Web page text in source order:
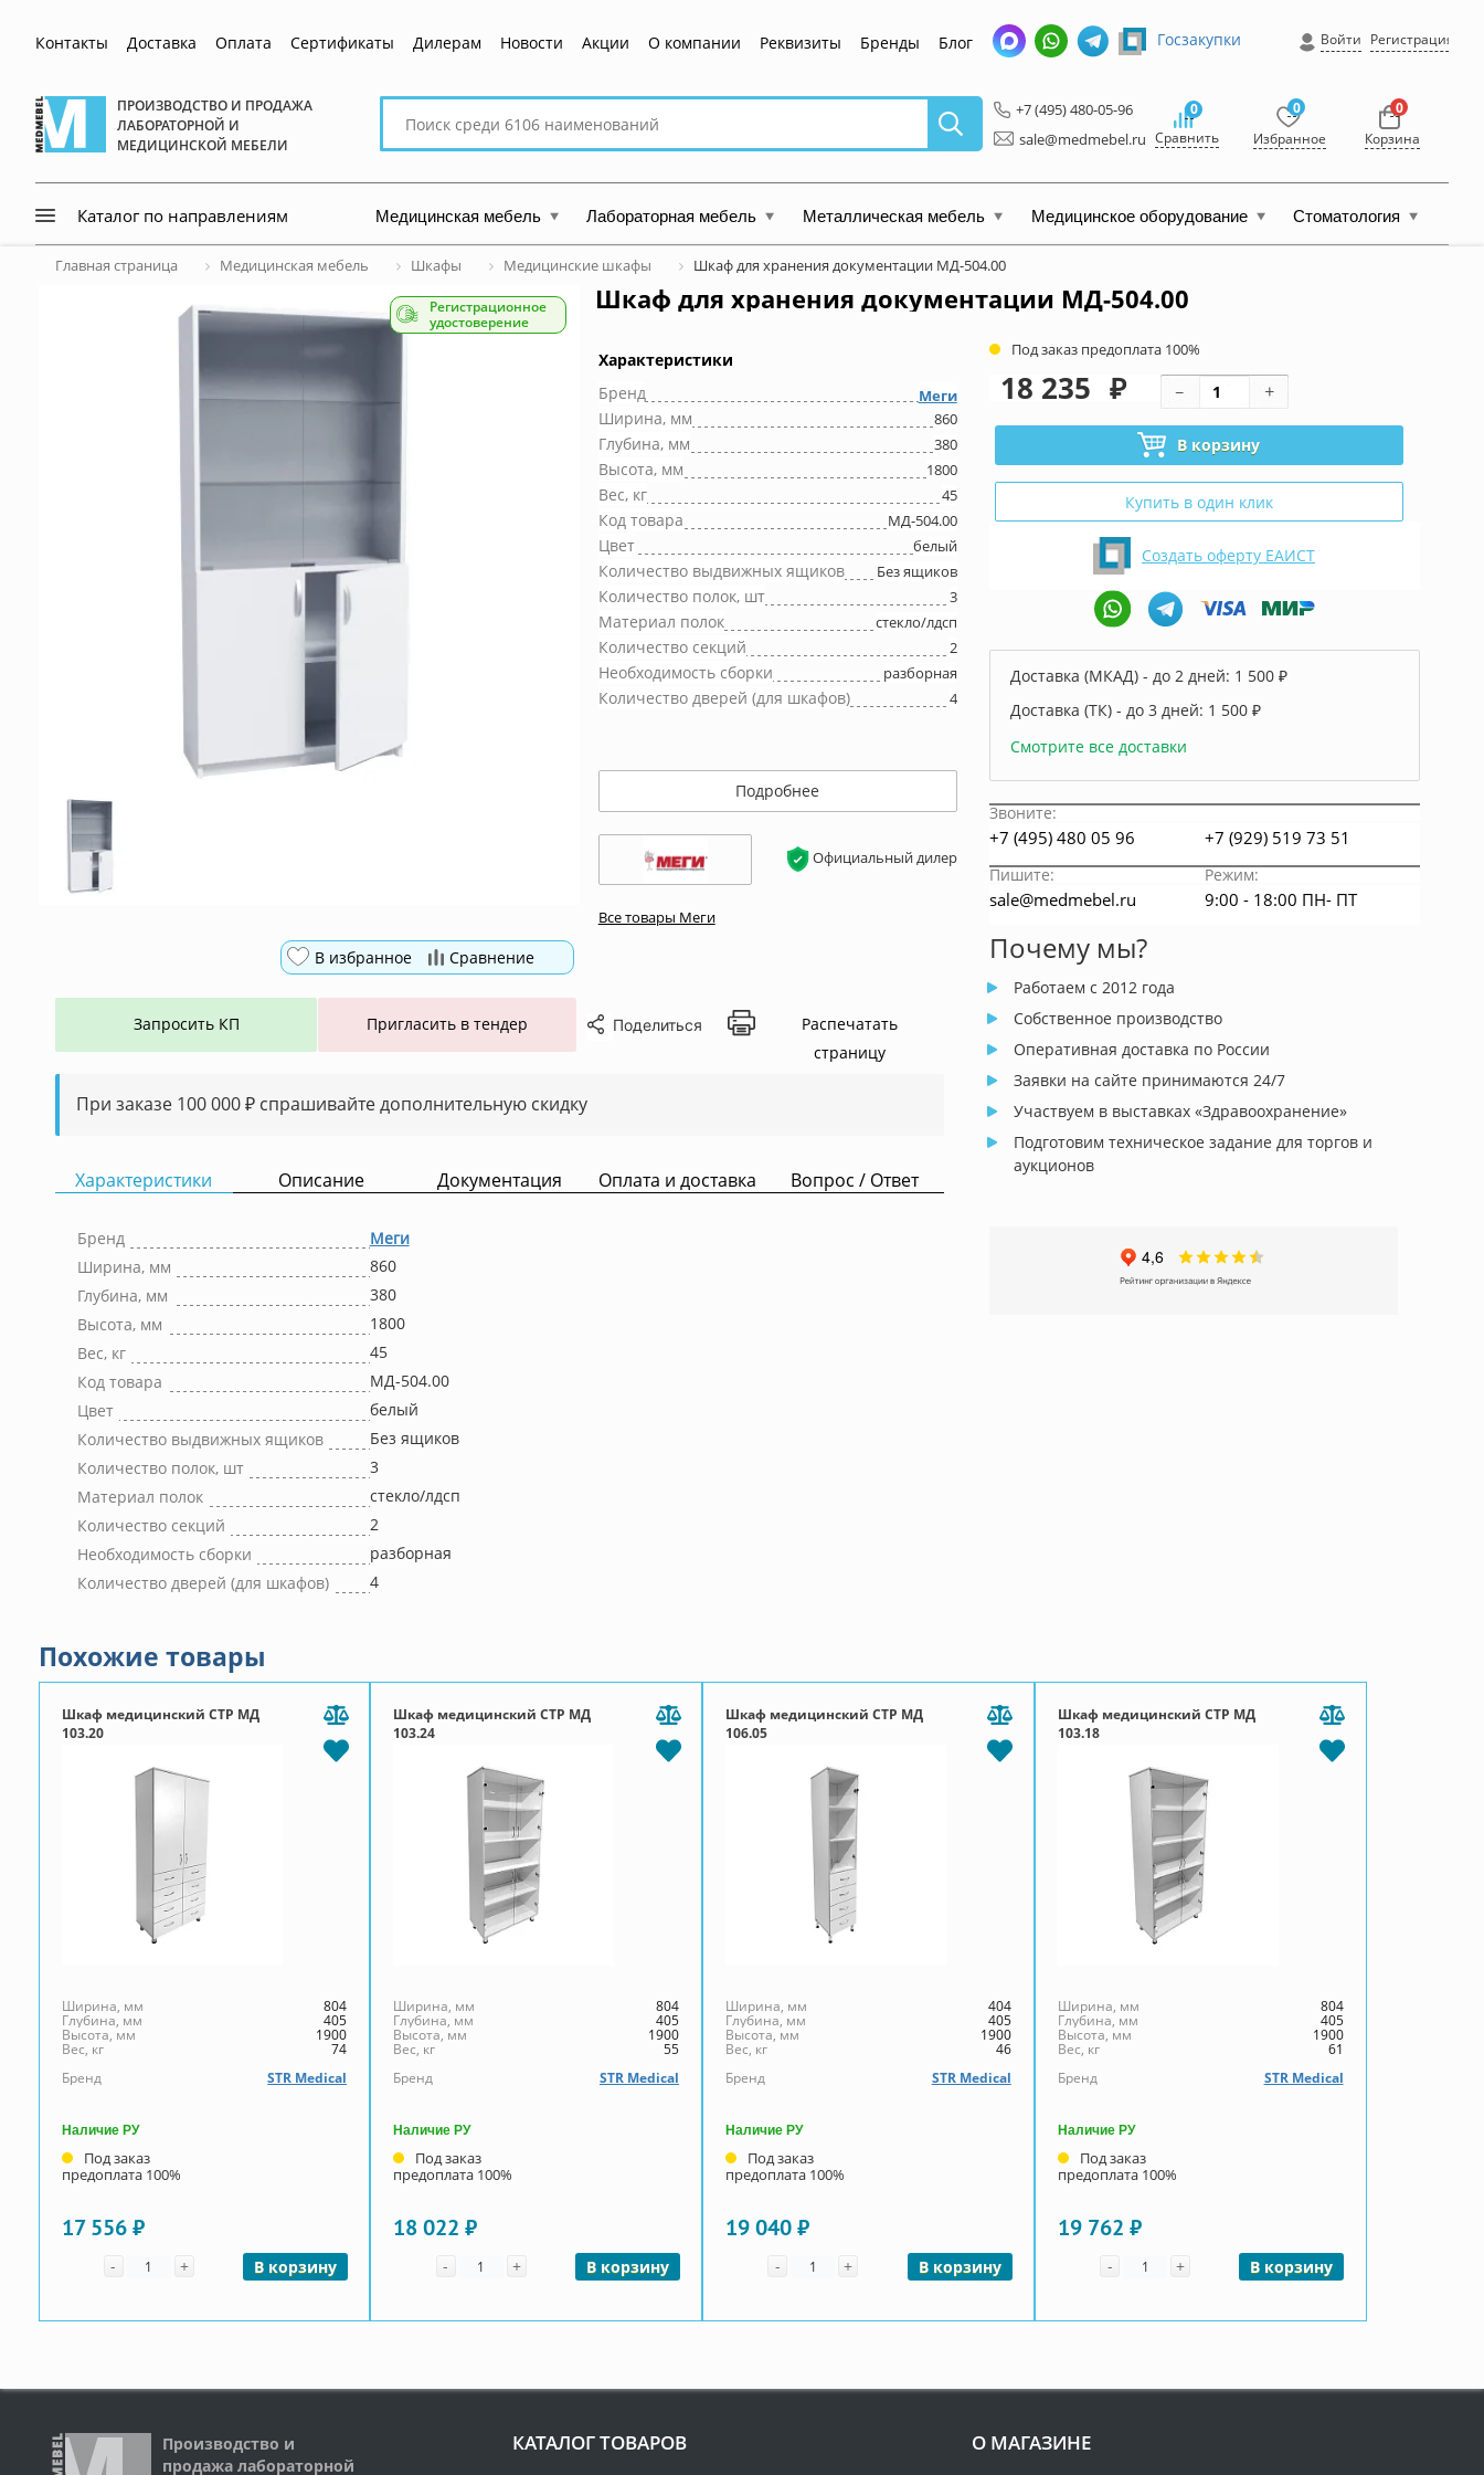
Контакты Доставка Оплата Сертификаты Дилерам Новости Акции О компании Реквизиты Бренды Блог
ПРОИЗВОДСТВО И ПРОДАЖА
ЛАБОРАТОРНОЙ И
МЕДИЦИНСКОЙ МЕБЕЛИ
Поиск
сайту
Госзакупки Войти Регистрация
+7 (495) 480-05-96
sale@medmebel.ru
0
Сравнить
0
Избранное
0
Корзина
Каталог по направлениям Медицинская мебель Лабораторная мебель Металлическая мебель Медицинское оборудование Стоматология
Главная страница Медицинская мебель Шкафы Медицинские шкафы Шкаф для хранения документации МД-504.00
Шкаф для хранения документации МД-504.00
В избранное Сравнение
Регистрационное
удостоверение
Характеристики
Бренд
Меги
Ширина, мм 860
Глубина, мм 380
Высота, мм 1800
Вес, кг 45
Код товара МД-504.00
Цвет белый
Количество выдвижных ящиков Без ящиков
Количество полок, шт 3
Материал полок стекло/лдсп
Количество секций 2
Необходимость сборки разборная
Количество дверей (для шкафов) 4
Подробнее
Официальный дилер
Все товары Меги
Запросить КП Пригласить в тендер Поделиться
Распечатать
страницу
При заказе 100 000 ₽ спрашивайте дополнительную скидку
Характеристики Описание Документация Оплата и доставка Вопрос / Ответ
Бренд
Меги
Ширина, мм
860
Глубина, мм
380
Высота, мм
1800
Вес, кг
45
Код товара
МД-504.00
Цвет
белый
Количество выдвижных ящиков
Без ящиков
Количество полок, шт
3
Материал полок
стекло/лдсп
Количество секций
2
Необходимость сборки
разборная
Количество дверей (для шкафов)
4
Под заказ предоплата 100%
18 235 ₽
В корзину
Купить в один клик
Создать оферту ЕАИСТ
Доставка (МКАД) - до 2 дней: 1 500 ₽
Доставка (ТК) - до 3 дней: 1 500 ₽
Смотрите все доставки
Звоните:
+7 (495) 480 05 96 +7 (929) 519 73 51
Пишите: Режим:
sale@medmebel.ru 9:00 - 18:00 ПН- ПТ
Почему мы?
Работаем с 2012 года
Собственное производство
Оперативная доставка по России
Заявки на сайте принимаются 24/7
Участвуем в выставках «Здравоохранение»
Подготовим техническое задание для торгов и
аукционов
Похожие товары
Шкаф медицинский СТР МД
103.20
Ширина, мм 804
Глубина, мм 405
Высота, мм 1900
Вес, кг
74
Бренд
STR Medical
Наличие РУ
Под заказ
предоплата 100%
17 556 ₽
- Количество
+ В корзину
Шкаф медицинский СТР МД
103.24
Ширина, мм 804
Глубина, мм 405
Высота, мм 1900
Вес, кг
55
Бренд
STR Medical
Наличие РУ
Под заказ
предоплата 100%
18 022 ₽
- Количество
+ В корзину
Шкаф медицинский СТР МД
106.05
Ширина, мм 404
Глубина, мм 405
Высота, мм 1900
Вес, кг
46
Бренд
STR Medical
Наличие РУ
Под заказ
предоплата 100%
19 040 ₽
- Количество
+ В корзину
Шкаф медицинский СТР МД
103.18
Ширина, мм 804
Глубина, мм 405
Высота, мм 1900
Вес, кг
61
Бренд
STR Medical
Наличие РУ
Под заказ
предоплата 100%
19 762 ₽
- Количество
+ В корзину
Производство и
продажа лабораторной
КАТАЛОГ ТОВАРОВ О МАГАЗИНЕ